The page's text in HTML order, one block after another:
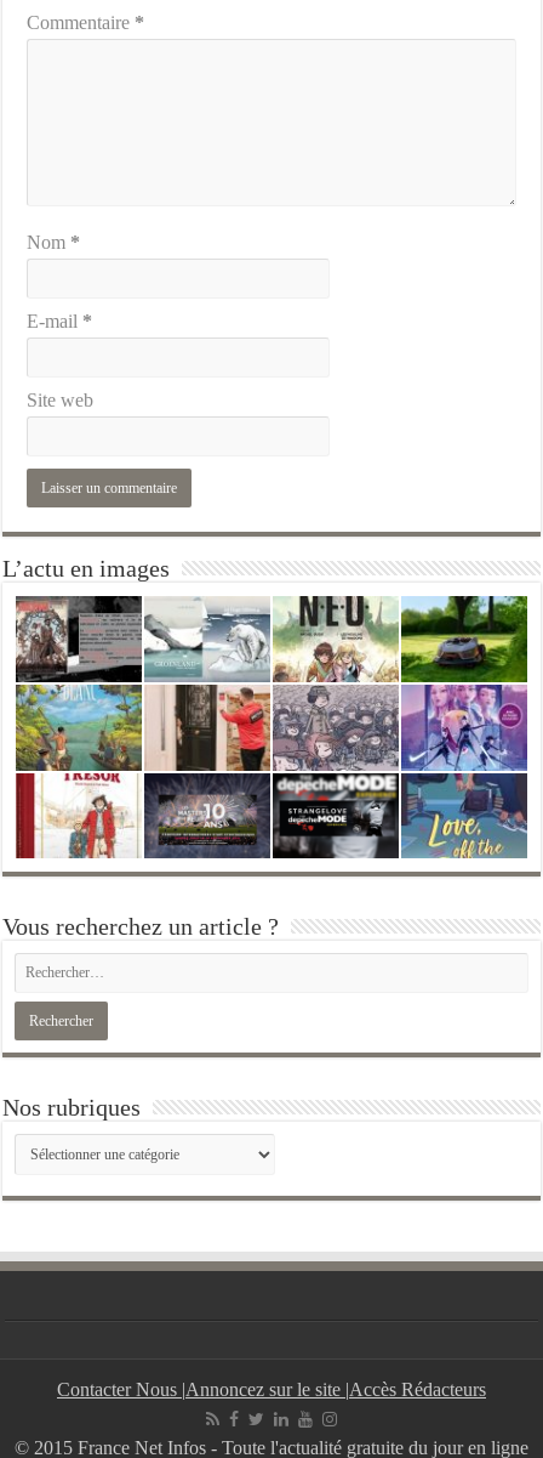
Commentaire *
Nom *
E-mail *
Site web
L’actu en images
Vous recherchez un article ?
Nos rubriques
Nos
rubriques
Contacter Nous |Annoncez sur le site |Accès Rédacteurs
© 2015 France Net Infos - Toute l'actualité gratuite du jour en ligne